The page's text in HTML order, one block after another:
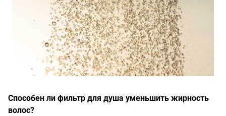
Способен ли фильтр для душа уменьшить жирность
волос?